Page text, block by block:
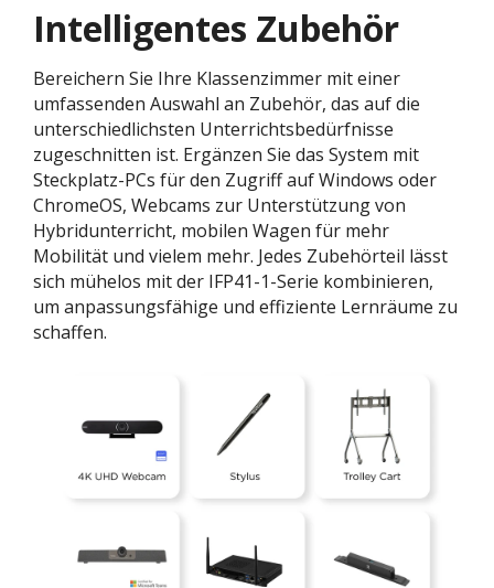
Intelligentes Zubehör
Bereichern Sie Ihre Klassenzimmer mit einer
umfassenden Auswahl an Zubehör, das auf die
unterschiedlichsten Unterrichtsbedürfnisse
zugeschnitten ist. Ergänzen Sie das System mit
Steckplatz-PCs für den Zugriff auf Windows oder
ChromeOS, Webcams zur Unterstützung von
Hybridunterricht, mobilen Wagen für mehr
Mobilität und vielem mehr. Jedes Zubehörteil lässt
sich mühelos mit der IFP41-1-Serie kombinieren,
um anpassungsfähige und effiziente Lernräume zu
schaffen.